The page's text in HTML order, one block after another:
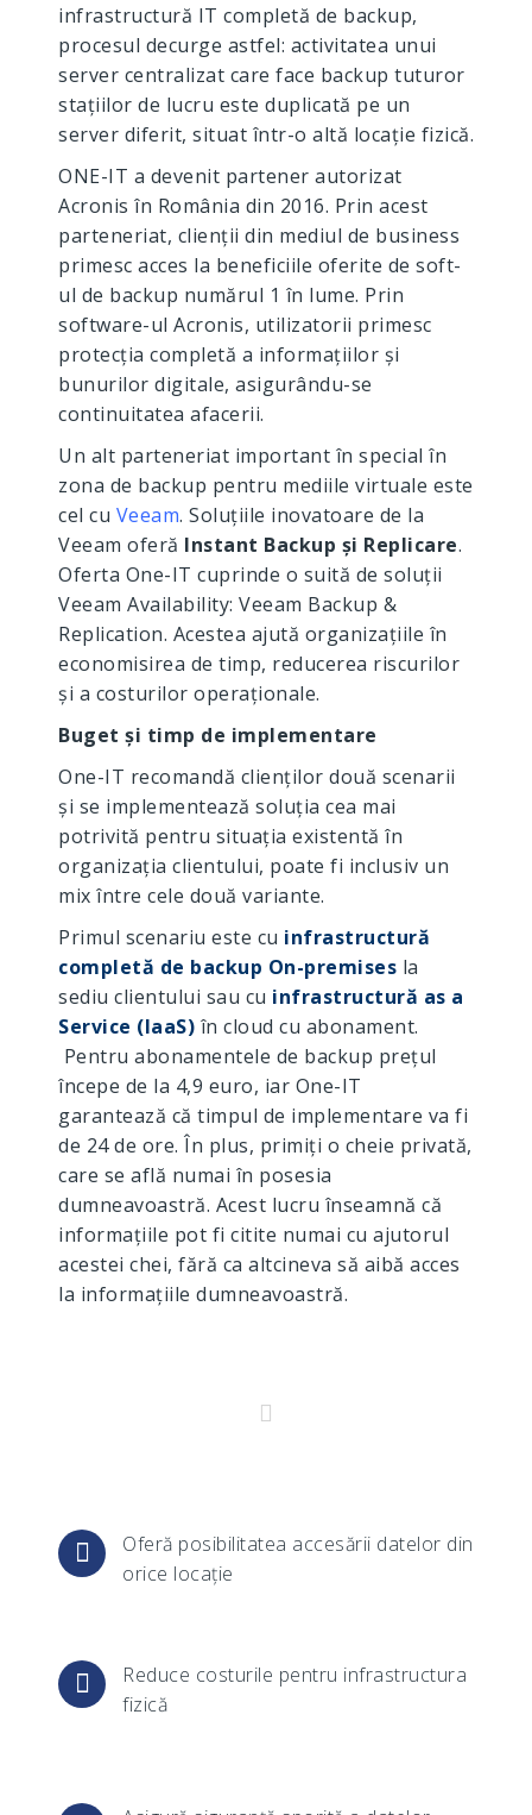
infrastructură IT completă de backup,
procesul decurge astfel: activitatea unui
server centralizat care face backup tuturor
stațiilor de lucru este duplicată pe un
server diferit, situat într-o altă locație fizică.
ONE-IT a devenit partener autorizat
Acronis în România din 2016. Prin acest
parteneriat, clienții din mediul de business
primesc acces la beneficiile oferite de soft-
ul de backup numărul 1 în lume. Prin
software-ul Acronis, utilizatorii primesc
protecția completă a informațiilor și
bunurilor digitale, asigurându-se
continuitatea afacerii.
Un alt parteneriat important în special în
zona de backup pentru mediile virtuale este
cel cu Veeam. Soluțiile inovatoare de la
Veeam oferă Instant Backup și Replicare.
Oferta One-IT cuprinde o suită de soluții
Veeam Availability: Veeam Backup &
Replication. Acestea ajută organizațiile în
economisirea de timp, reducerea riscurilor
și a costurilor operaționale.
Buget și timp de implementare
One-IT recomandă clienților două scenarii
și se implementează soluția cea mai
potrivită pentru situația existentă în
organizația clientului, poate fi inclusiv un
mix între cele două variante.
Primul scenariu este cu infrastructură
completă de backup On-premises la
sediu clientului sau cu infrastructură as a
Service (IaaS) în cloud cu abonament.
Pentru abonamentele de backup prețul
începe de la 4,9 euro, iar One-IT
garantează că timpul de implementare va fi
de 24 de ore. În plus, primiți o cheie privată,
care se află numai în posesia
dumneavoastră. Acest lucru înseamnă că
informațiile pot fi citite numai cu ajutorul
acestei chei, fără ca altcineva să aibă acces
la informațiile dumneavoastră.
Oferă posibilitatea accesării datelor din
orice locație
Reduce costurile pentru infrastructura
fizică